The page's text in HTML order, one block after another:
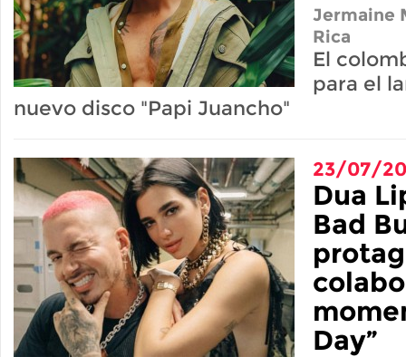
Jermaine
Rica
El
para el
nuevo disco "Papi Juancho"
23/07/
Dua
Bad
Day”